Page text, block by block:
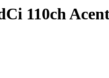
110ch